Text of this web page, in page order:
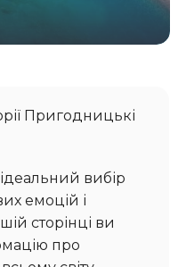
вибір
емоцій і
сторінці ви
про